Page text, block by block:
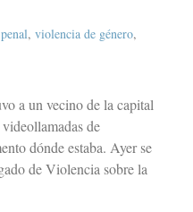
penal, violencia de género,
a un vecino de la capital
de
dónde estaba. Ayer se
de Violencia sobre la